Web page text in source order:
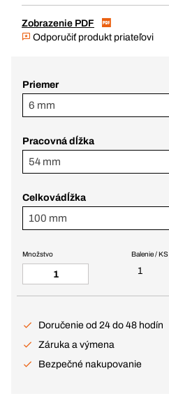
Zobrazenie PDF
Odporučiť produkt priateľovi
Priemer
6 mm
Pracovná dĺžka
54 mm
Celkovádĺžka
100 mm
Balenie / KS
1
Množstvo
Doručenie od 24 do 48 hodín
Záruka a výmena
Bezpečné nakupovanie